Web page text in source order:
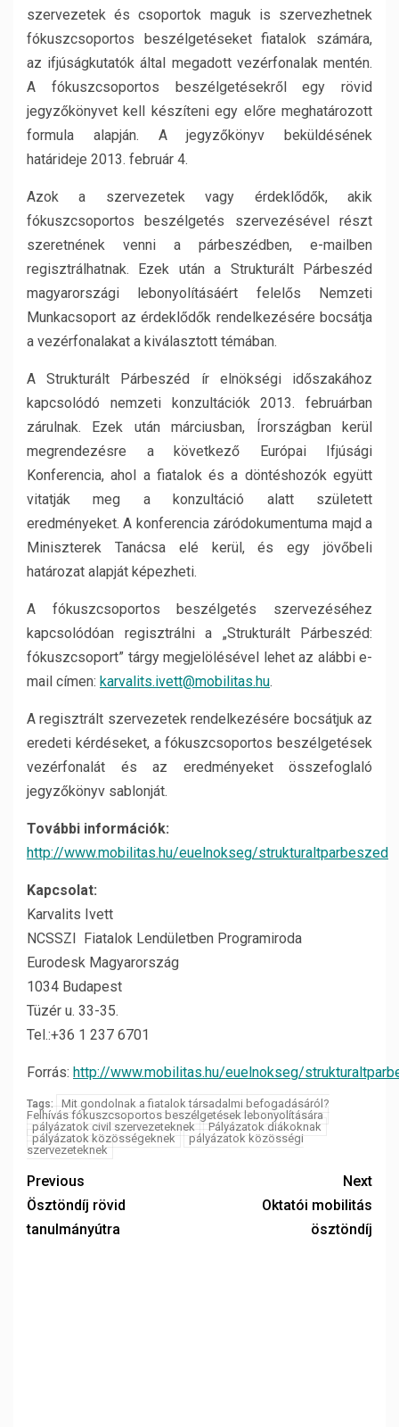
szervezetek és csoportok maguk is szervezhetnek
fókuszcsoportos beszélgetéseket fiatalok számára,
az ifjúságkutatók által megadott vezérfonalak mentén.
A fókuszcsoportos beszélgetésekről egy rövid
jegyzőkönyvet kell készíteni egy előre meghatározott
formula alapján. A jegyzőkönyv beküldésének
határideje 2013. február 4.
Azok a szervezetek vagy érdeklődők, akik
fókuszcsoportos beszélgetés szervezésével részt
szeretnének venni a párbeszédben, e-mailben
regisztrálhatnak. Ezek után a Strukturált Párbeszéd
magyarországi lebonyolításáért felelős Nemzeti
Munkacsoport az érdeklődők rendelkezésére bocsátja
a vezérfonalakat a kiválasztott témában.
A Strukturált Párbeszéd ír elnökségi időszakához
kapcsolódó nemzeti konzultációk 2013. februárban
zárulnak. Ezek után márciusban, Írországban kerül
megrendezésre a következő Európai Ifjúsági
Konferencia, ahol a fiatalok és a döntéshozók együtt
vitatják meg a konzultáció alatt született
eredményeket. A konferencia záródokumentuma majd a
Miniszterek Tanácsa elé kerül, és egy jövőbeli
határozat alapját képezheti.
A fókuszcsoportos beszélgetés szervezéséhez
kapcsolódóan regisztrálni a „Strukturált Párbeszéd:
fókuszcsoport” tárgy megjelölésével lehet az alábbi e-
mail címen: karvalits.ivett@mobilitas.hu.
A regisztrált szervezetek rendelkezésére bocsátjuk az
eredeti kérdéseket, a fókuszcsoportos beszélgetések
vezérfonalát és az eredményeket összefoglaló
jegyzőkönyv sablonját.
További információk:
http://www.mobilitas.hu/euelnokseg/strukturaltparbeszed
Kapcsolat:
Karvalits Ivett
NCSSZI Fiatalok Lendületben Programiroda
Eurodesk Magyarország
1034 Budapest
Tüzér u. 33-35.
Tel.:+36 1 237 6701
Forrás: http://www.mobilitas.hu/euelnokseg/
Tags:
Mit gondolnak a fiatalok társadalmi befogadásáról?
Felhívás fókuszcsoportos beszélgetések lebonyolítására
pályázatok civil szervezeteknek
Pályázatok diákoknak
pályázatok közösségeknek
pályázatok közösségi
szervezeteknek
Previous
Ösztöndíj rövid
tanulmányútra
Next
Oktatói mobilitás
ösztöndíj